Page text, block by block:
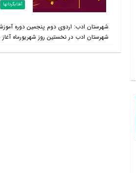
آفتابگردانها
شهرستان ادب: اردوی دوم پنجمین دوره
شهرستان ادب در نخستین روز شهریورماه آغاز شد. این اردوی آموزشی با حضور ۵۴